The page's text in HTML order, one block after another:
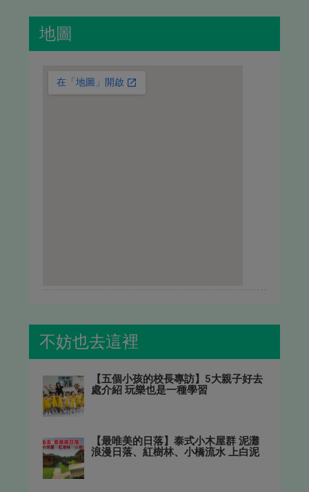
地圖
不妨也去這裡
【五個小孩的校長專訪】5大親子好去
處介紹 玩樂也是一種學習
【最唯美的日落】泰式小木屋群 泥灘
浪漫日落、紅樹林、小橋流水 上白泥